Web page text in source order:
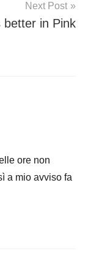
Next Post
better in Pink
ore non
a mio avviso fa